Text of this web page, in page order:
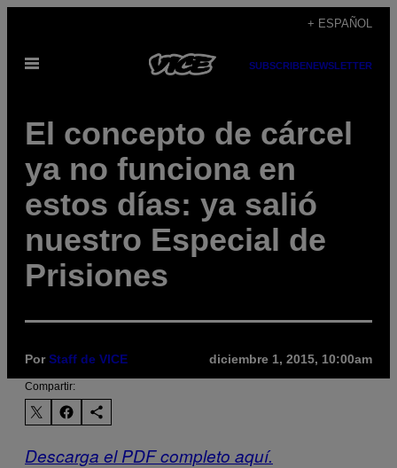
contenido
+ ESPAÑOL
Abrir
SUBSCRIBENEWSLETTER
El concepto de cárcel
ya no funciona en
estos días: ya salió
nuestro Especial de
Prisiones
PorStaff de VICE diciembre 1, 2015, 10:00am
Compartir:
Descarga el PDF completo aquí.